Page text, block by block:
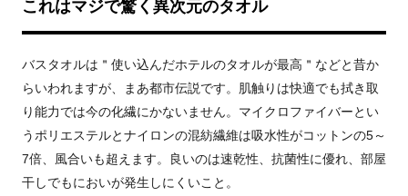
これはマジで驚く異次元のタオル
バスタオルは＂使い込んだホテルのタオルが最高＂などと昔か
らいわれますが、まあ都市伝説です。肌触りは快適でも拭き取
り能力では今の化繊にかないません。マイクロファイバーとい
うポリエステルとナイロンの混紡繊維は吸水性がコットンの5～
7倍、風合いも超えます。良いのは速乾性、抗菌性に優れ、部屋
干しでもにおいが発生しにくいこと。